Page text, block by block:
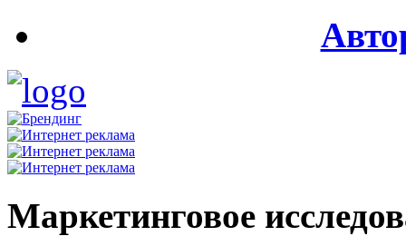
Маркетинговое